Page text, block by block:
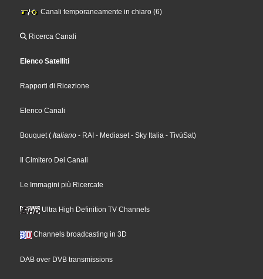
Canali temporaneamente in chiaro (6)
Ricerca Canali
Elenco Satelliti
Rapporti di Ricezione
Elenco Canali
Bouquet ( Italiano - RAI - Mediaset - Sky Italia - TivùSat)
Il Cimitero Dei Canali
Le Immagini più Ricercate
Ultra High Definition TV Channels
Channels broadcasting in 3D
DAB over DVB transmissions